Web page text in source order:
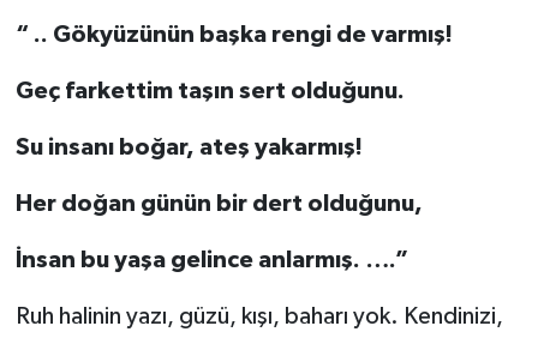
“ .. Gökyüzünün başka rengi de varmış!
Geç farkettim taşın sert olduğunu.
Su insanı boğar, ateş yakarmış!
Her doğan günün bir dert olduğunu,
İnsan bu yaşa gelince anlarmış. ….”
Ruh halinin yazı, güzü, kışı, baharı yok. Kendinizi,